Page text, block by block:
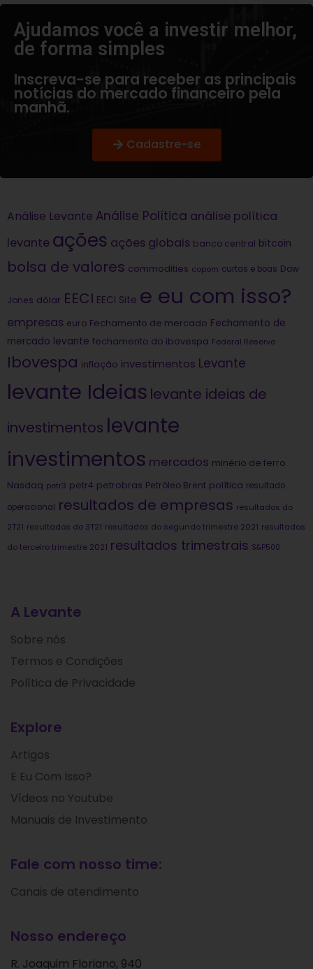
Ajudamos você a investir melhor,
de forma simples​
Inscreva-se para receber as principais
notícias do mercado financeiro pela
manhã.
Cadastre-se
Análise Levante Análise Política análise política
levante ações ações globais banco central bitcoin
bolsa de valores commodities copom curtas e boas Dow
Jones dólar EECI EECI Site e eu com isso?
empresas euro Fechamento de mercado Fechamento de
mercado levante fechamento do ibovespa Federal Reserve
Ibovespa inflação investimentos Levante
levante Ideias levante ideias de
investimentos levante
investimentos mercados minério de ferro
Nasdaq petr3 petr4 petrobras Petróleo Brent política resultado
operacional resultados de empresas resultados do
2T21 resultados do 3T21 resultados do segundo trimestre 2021 resultados
do terceiro trimestre 2021 resultados trimestrais S&P500
A Levante
Sobre nós
Termos e Condições
Política de Privacidade
Explore
Artigos
E Eu Com Isso?
Vídeos no Youtube
Manuais de Investimento
Fale com nosso time:
Canais de atendimento
Nosso endereço
R. Joaquim Floriano, 940